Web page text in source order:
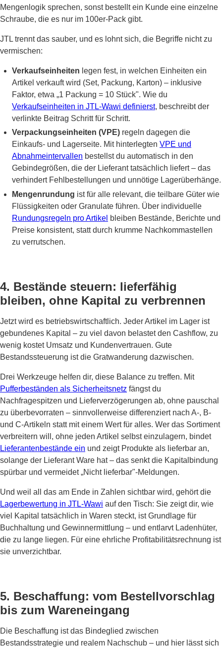
Mengenlogik sprechen, sonst bestellt ein Kunde eine einzelne
Schraube, die es nur im 100er-Pack gibt.
JTL trennt das sauber, und es lohnt sich, die Begriffe nicht zu
vermischen:
Verkaufseinheiten legen fest, in welchen Einheiten ein
Artikel verkauft wird (Set, Packung, Karton) – inklusive
Faktor, etwa „1 Packung = 10 Stück". Wie du
Verkaufseinheiten in JTL-Wawi definierst, beschreibt der
verlinkte Beitrag Schritt für Schritt.
Verpackungseinheiten (VPE) regeln dagegen die
Einkaufs- und Lagerseite. Mit hinterlegten VPE und
Abnahmeintervallen bestellst du automatisch in den
Gebindegrößen, die der Lieferant tatsächlich liefert – das
verhindert Fehlbestellungen und unnötige Lagerüberhänge.
Mengenrundung ist für alle relevant, die teilbare Güter wie
Flüssigkeiten oder Granulate führen. Über individuelle
Rundungsregeln pro Artikel bleiben Bestände, Berichte und
Preise konsistent, statt durch krumme Nachkommastellen
zu verrutschen.
4. Bestände steuern: lieferfähig
bleiben, ohne Kapital zu verbrennen
Jetzt wird es betriebswirtschaftlich. Jeder Artikel im Lager ist
gebundenes Kapital – zu viel davon belastet den Cashflow, zu
wenig kostet Umsatz und Kundenvertrauen. Gute
Bestandssteuerung ist die Gratwanderung dazwischen.
Drei Werkzeuge helfen dir, diese Balance zu treffen. Mit
Pufferbeständen als Sicherheitsnetz fängst du
Nachfragespitzen und Lieferverzögerungen ab, ohne pauschal
zu überbevorraten – sinnvollerweise differenziert nach A-, B-
und C-Artikeln statt mit einem Wert für alles. Wer das Sortiment
verbreitern will, ohne jeden Artikel selbst einzulagern, bindet
Lieferantenbestände ein und zeigt Produkte als lieferbar an,
solange der Lieferant Ware hat – das senkt die Kapitalbindung
spürbar und vermeidet „Nicht lieferbar"-Meldungen.
Und weil all das am Ende in Zahlen sichtbar wird, gehört die
Lagerbewertung in JTL-Wawi auf den Tisch: Sie zeigt dir, wie
viel Kapital tatsächlich in Waren steckt, ist Grundlage für
Buchhaltung und Gewinnermittlung – und entlarvt Ladenhüter,
die zu lange liegen. Für eine ehrliche Profitabilitätsrechnung ist
sie unverzichtbar.
5. Beschaffung: vom Bestellvorschlag
bis zum Wareneingang
Die Beschaffung ist das Bindeglied zwischen
Bestandsstrategie und realem Nachschub – und hier lässt sich